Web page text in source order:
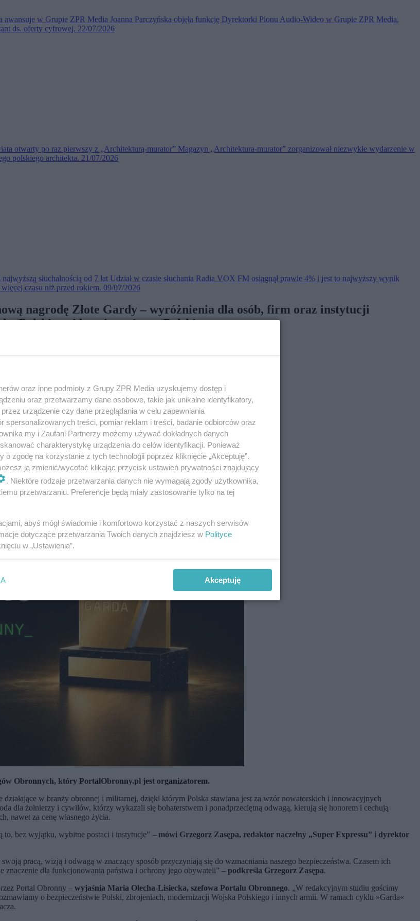
awansuje w Grupie ZPR Media Joanna Parczyńska objęła funkcję Dyrektorki Pionu Audio-Wideo w Grupie ZPR Media.
ds. oferty cyfrowej. 22/07/2026
otwarty po raz pierwszy z „Architekturą-murator” Magazyn „Architektura-murator” zorganizował niezwykłe wydarzenie w
polskiego architekta. 21/07/2026
słuchalnością od 7 lat Udział w czasie słuchania Radia VOX FM osiągnął prawie 4% i jest to najwyższy wynik
czasu niż przed rokiem. 09/07/2026
nagrodę Złote Gardy – wyróżnienia dla osób, firm oraz instytucji
Polskiego i bezpieczeństwa Polski.
Obronnych, który PortalObronny.pl jest organizatorem.
w branży obronnej i militarnej, dzięki którym Polska stawiana jest za wzór nowatorskich i innowacyjnych
dla żołnierzy i cywilów, którzy wykazali się bohaterstwem i ponadprzeciętną odwagą, kierują się honorem i cechują
nawet za cenę własnego życia.
to, bez wyjątku, wybitne postaci i instytucje” – mówi Grzegorz Zasępa, redaktor naczelny „Super Expressu” i dyrektor
pracą, wizją i odwagą w znaczący sposób przyczyniają się do wzmacniania naszego bezpieczeństwa. Czasem ich
znaczenie dla funkcjonowania państwa i ochrony jego obywateli” – podkreśla Grzegorz Zasępa.
Portal Obronny – wyjaśnia Maria Olecha-Lisiecka, szefowa Portalu Obronnego. „W redakcyjnym studiu gościmy
o bezpieczeństwie Polski, zbrojeniach, modernizacji Wojska Polskiego i innych armii. W ramach cyklu »Garda«
oraz inne podmioty z Grupy ZPR Media uzyskujemy dostęp i
oraz przetwarzamy dane osobowe, takie jak unikalne identyfikatory,
urządzenie czy dane przeglądania w celu zapewniania
spersonalizowanych treści, pomiar reklam i treści, badanie odbiorców oraz
my i Zaufani Partnerzy możemy używać dokładnych danych
charakterystykę urządzenia do celów identyfikacji. Ponieważ
o zgodę na korzystanie z tych technologii poprzez kliknięcie „Akceptuję”.
ją zmienić/wycofać klikając przycisk ustawień prywatności znajdujący
. Niektóre rodzaje przetwarzania danych nie wymagają zgody użytkownika,
przetwarzaniu. Preferencje będą miały zastosowanie tylko na tej
abyś mógł świadomie i komfortowo korzystać z naszych serwisów
dotyczące przetwarzania Twoich danych znajdziesz w Polityce
w „Ustawienia”.
Akceptuję